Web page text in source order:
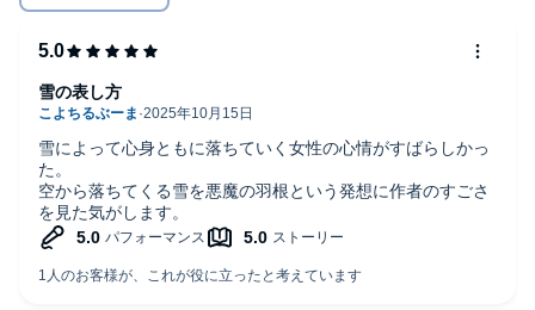
雪によって心身ともに落ちていく女性の心情がすばらしかっ
た。
空から落ちてくる雪を悪魔の羽根という発想に作者のすごさ
を見た気がします。
雪の表し方